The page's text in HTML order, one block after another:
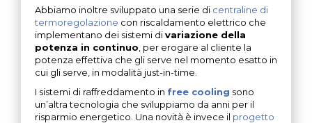
Abbiamo inoltre sviluppato una serie di centraline di
termoregolazione con riscaldamento elettrico che
implementano dei sistemi divariazione della
potenza in continuo , per erogare al cliente la
potenza effettiva che gli serve nel momento esatto in
cui gli serve, in modalità just-in-time.
I sistemi di raffreddamento in free cooling sono
un’altra tecnologia che sviluppiamo da anni per il
risparmio energetico. Una novità è invece il progetto